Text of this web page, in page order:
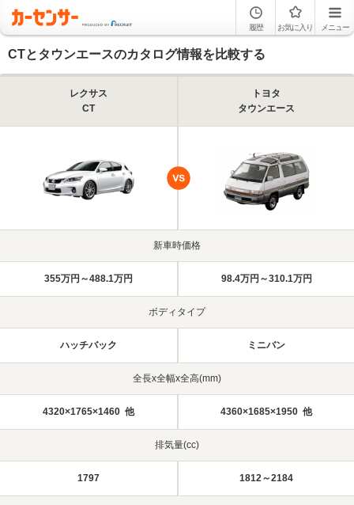
履歴 お気に入り メニュー
CTとタウンエースのカタログ情報を比較する
レクサス
CT
トヨタ
タウンエース
新車時価格
355万円～488.1万円 98.4万円～310.1万円
ボディタイプ
ハッチバック ミニバン
全長x全幅x全高(mm)
4320×1765×1460 他 4360×1685×1950 他
排気量(cc)
1797 1812～2184